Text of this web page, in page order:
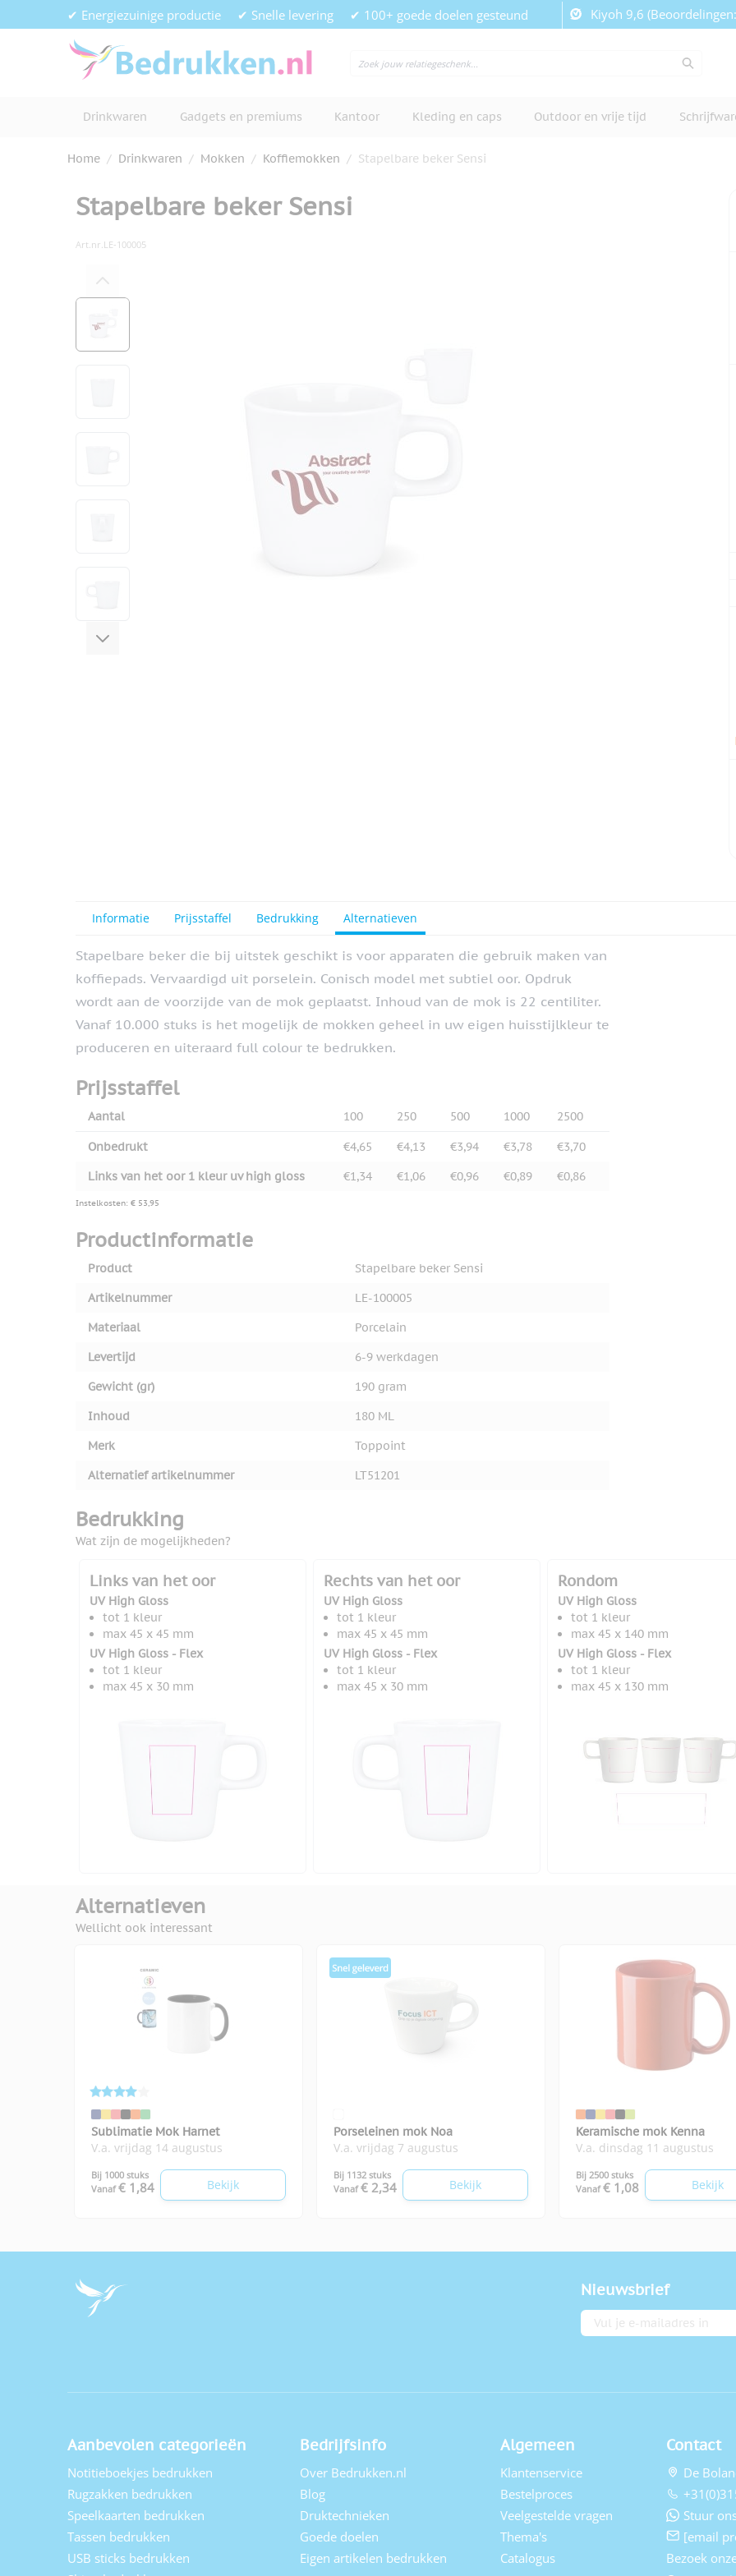
Ga naar de inhoud✔ Energiezuinige productie ✔ Snelle levering ✔ 100+ goede doelen gesteund Kiyoh 9,6
Drinkwaren Gadgets en premiums Kantoor Kleding en caps Outdoor en vrije tijd
Home / Drinkwaren / Mokken / Koffiemokken / Stapelbare beker Sensi
Stapelbare beker Sensi
Art.nr.LE-100005
View larger image
Informatie Prijsstaffel Bedrukking Alternatieven
Stapelbare beker die bij uitstek geschikt is voor apparaten die gebruik maken van
koffiepads. Vervaardigd uit porselein. Conisch model met subtiel oor. Opdruk
wordt aan de voorzijde van de mok geplaatst. Inhoud van de mok is 22 centiliter.
Vanaf 10.000 stuks is het mogelijk de mokken geheel in uw eigen huisstijlkleur te
produceren en uiteraard full colour te bedrukken.
Prijsstaffel
Aantal 100 250 500 1000 2500
Onbedrukt €4,65 €4,13 €3,94 €3,78
€3,70
Links van het oor 1 kleur uv high gloss
€1,34 €1,06 €0,96 €0,89 €0,86
Instelkosten: € 53,95
Productinformatie
Product
Stapelbare beker Sensi
Artikelnummer
LE-100005
Materiaal
Porcelain
Levertijd
6-9 werkdagen
Gewicht (gr)
190 gram
Inhoud
180 ML
Merk
Toppoint
Alternatief artikelnummer
LT51201
Bedrukking
Wat zijn de mogelijkheden?
Links van het oor
UV High Gloss
tot 1 kleur
max 45 x 45 mm
UV High Gloss - Flex
tot 1 kleur
max 45 x 30 mm
Rechts van het oor
UV High Gloss
tot 1 kleur
max 45 x 45 mm
UV High Gloss - Flex
tot 1 kleur
max 45 x 30 mm
Rondom
UV High Gloss
tot 1 kleur
max 45 x 140 mm
UV High Gloss - Flex
tot 1 kleur
max 45 x 130 mm
Alternatieven
Wellicht ook interessant
Sublimatie Mok Harnet
V.a. vrijdag 14 augustus
Bij 1000 stuks
Vanaf € 1,84 Bekijk
Porseleinen mok Noa
V.a. vrijdag 7 augustus
Bij 1132 stuks
Vanaf € 2,34 Bekijk
Keramische mok Kenna
V.a. dinsdag 11 augustus
Bij 2500 stuks
Vanaf € 1,08 Bekijk
Nieuwsbrief
E-mailadres
Aanbevolen categorieën
Notitieboekjes bedrukken
Rugzakken bedrukken
Speelkaarten bedrukken
Tassen bedrukken
USB sticks bedrukken
Bedrijfsinfo
Over Bedrukken.nl
Blog
Druktechnieken
Goede doelen
Eigen artikelen bedrukken
Algemeen
Klantenservice
Bestelproces
Veelgestelde vragen
Thema's
Catalogus
Contact
De
Stuur
[email
Bezoek